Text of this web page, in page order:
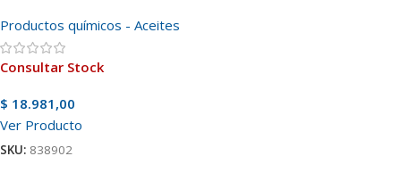
Productos químicos - Aceites
Consultar Stock
$ 18.981,00
Ver Producto
SKU: 838902